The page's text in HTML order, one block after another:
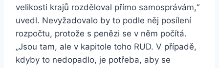
velikosti krajů rozděloval přímo samosprávám,“
uvedl. Nevyžadovalo by to podle něj posílení
rozpočtu, protože s penězi se v něm počítá.
„Jsou tam, ale v kapitole toho RUD. V případě,
kdyby to nedopadlo, je potřeba, aby se